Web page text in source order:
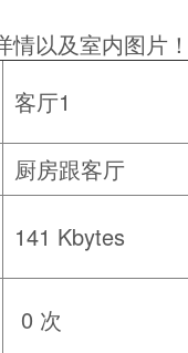
以及室内图片！
客厅1
厨房跟客厅
141 Kbytes
0 次